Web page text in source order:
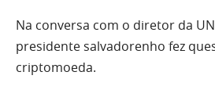
Na conversa com o diretor da
presidente salvadorenho fez
criptomoeda.